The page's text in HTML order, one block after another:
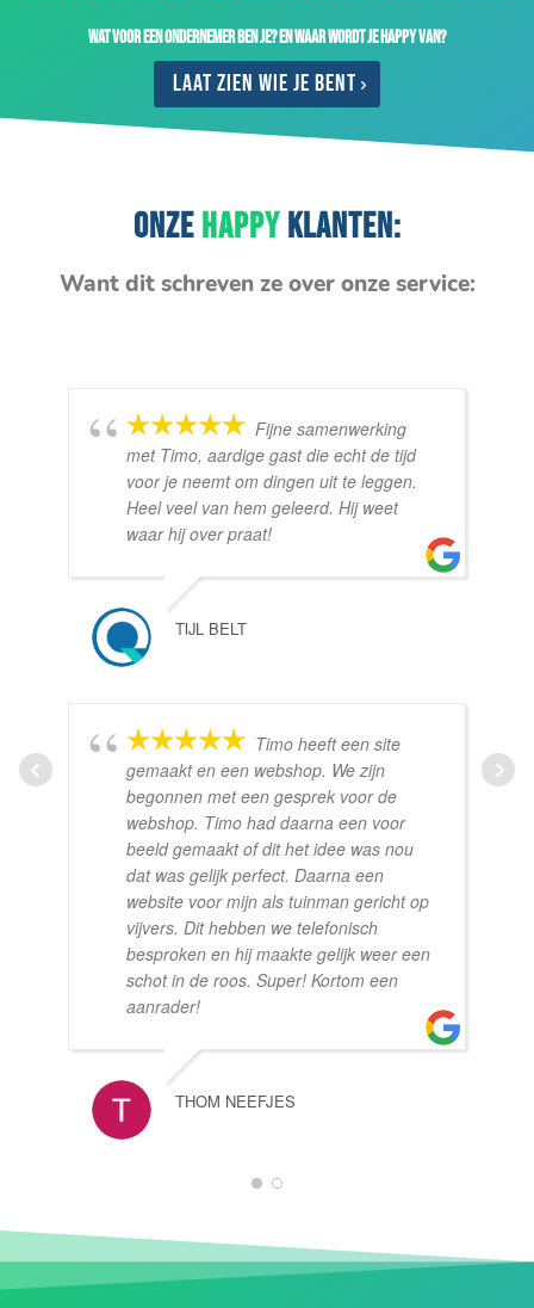
Wat voor een ondernemer ben je? En waar wordt je happy van?
Laat zien wie je bent
ONZEHAPPYKLANTEN:
Want dit schreven ze over onze service:
Fijne samenwerking
met Timo, aardige gast die echt de tijd
voor je neemt om dingen uit te leggen.
Heel veel van hem geleerd. Hij weet
waar hij over praat!
TIJL BELT
Timo heeft een site
gemaakt en een webshop. We zijn
begonnen met een gesprek voor de
webshop. Timo had daarna een voor
beeld gemaakt of dit het idee was nou
dat was gelijk perfect. Daarna een
website voor mijn als tuinman gericht op
vijvers. Dit hebben we telefonisch
besproken en hij maakte gelijk weer een
schot in de roos. Super! Kortom een
aanrader!
THOM NEEFJES
1 2